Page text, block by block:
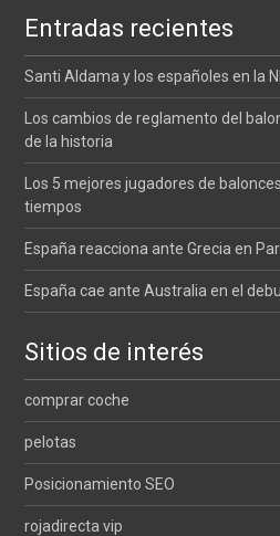
Entradas recientes
Santi Aldama y los españoles en la
Los cambios de reglamento del
de la historia
Los 5 mejores jugadores de
tiempos
España reacciona ante Grecia en
España cae ante Australia en el
Sitios de interés
comprar coche
pelotas
Posicionamiento SEO
rojadirecta vip